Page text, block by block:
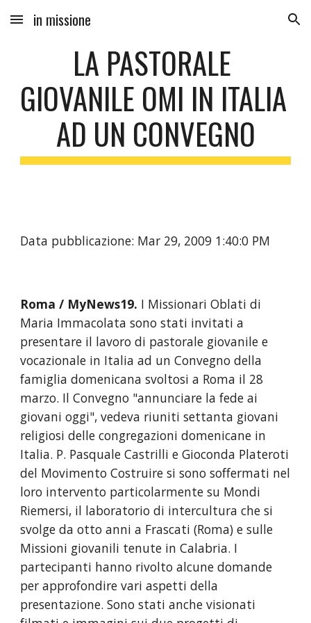
Skip to main content Skip to navigation
in missione
LA PASTORALE
GIOVANILE OMI IN ITALIA
AD UN CONVEGNO
Data pubblicazione: Mar 29, 2009 1:40:0 PM
Roma / MyNews19. I Missionari Oblati di
Maria Immacolata sono stati invitati a
presentare il lavoro di pastorale giovanile e
vocazionale in Italia ad un Convegno della
famiglia domenicana svoltosi a Roma il 28
marzo. Il Convegno "annunciare la fede ai
giovani oggi", vedeva riuniti settanta giovani
religiosi delle congregazioni domenicane in
Italia. P. Pasquale Castrilli e Gioconda Plateroti
del Movimento Costruire si sono soffermati nel
loro intervento particolarmente su Mondi
Riemersi, il laboratorio di intercultura che si
svolge da otto anni a Frascati (Roma) e sulle
Missioni giovanili tenute in Calabria. I
partecipanti hanno rivolto alcune domande
per approfondire vari aspetti della
presentazione. Sono stati anche visionati